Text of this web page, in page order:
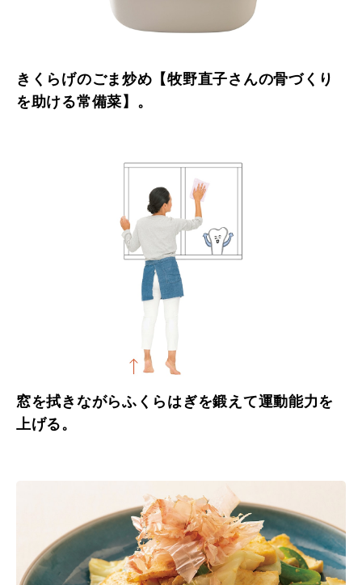
きくらげのごま炒め【牧野直子さんの骨づくり
を助ける常備菜】。
窓を拭きながらふくらはぎを鍛えて運動能力を
上げる。